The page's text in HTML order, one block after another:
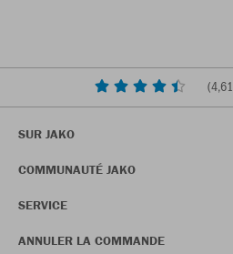
(4,61
SUR JAKO
COMMUNAUTÉ JAKO
SERVICE
ANNULER LA COMMANDE